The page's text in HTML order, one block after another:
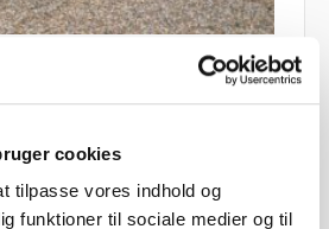
cookies
tilpasse vores indhold og
funktioner til sociale medier og til
Kørekort BE
Totalvægt
Weekendspris (fre-søn):333,00kr.pr. dag